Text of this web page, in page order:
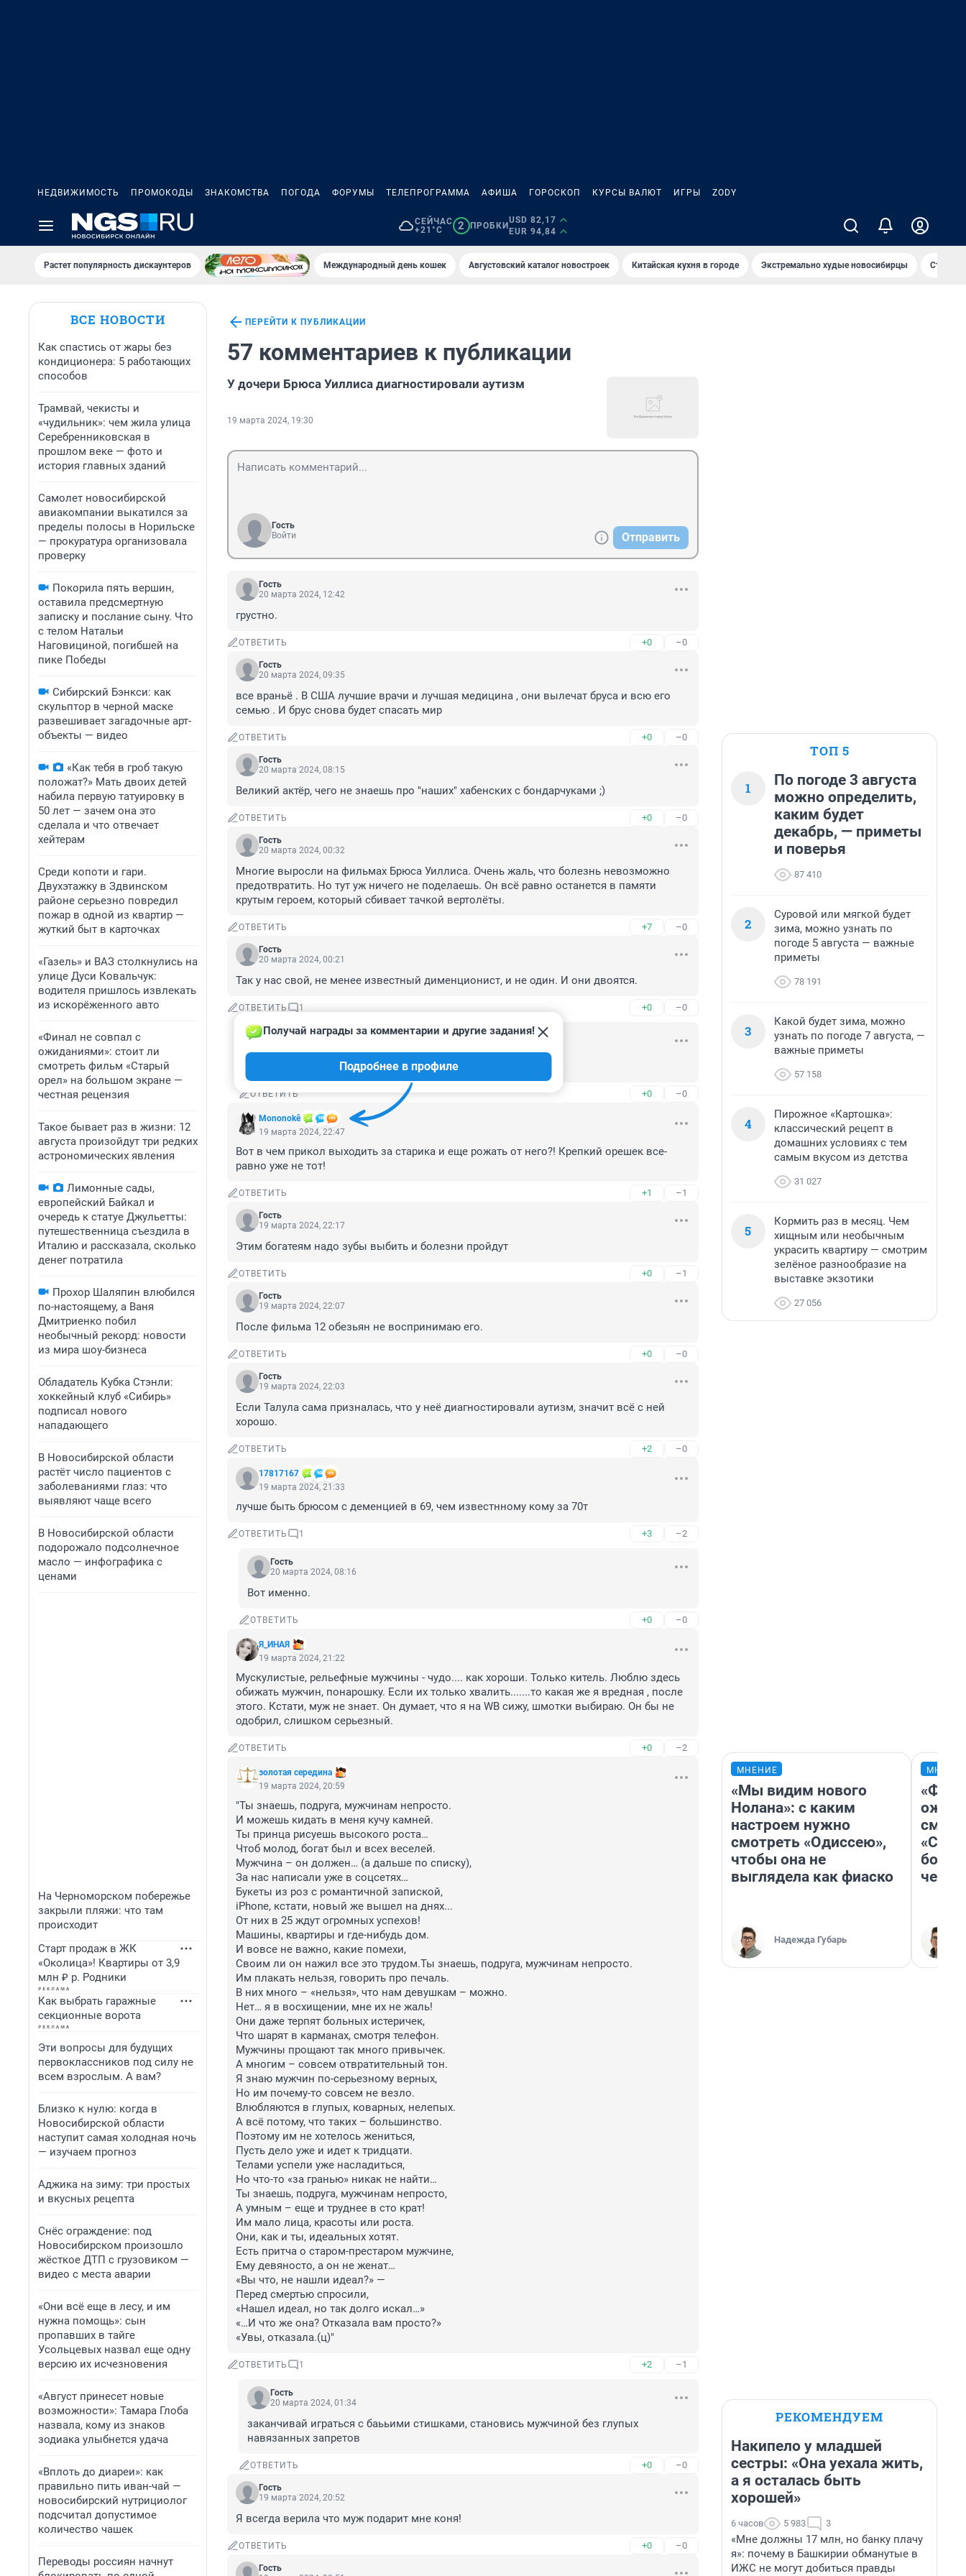
НЕДВИЖИМОСТЬ ПРОМОКОДЫ ЗНАКОМСТВА ПОГОДА ФОРУМЫ ТЕЛЕПРОГРАММА АФИША ГОРОСКОП КУРСЫ ВАЛЮТ ИГРЫ ZODY
СЕЙЧАС
+21°C
2 ПРОБКИ
USD 82,17
EUR 94,84
Растет популярность дискаунтеров Международный день кошек Августовский каталог новостроек Китайская кухня в городе Экстремально худые новосибирцы Старт
ВСЕ НОВОСТИ
Как спастись от жары без
кондиционера: 5 работающих
способов
Трамвай, чекисты и
«чудильник»: чем жила улица
Серебренниковская в
прошлом веке — фото и
история главных зданий
Самолет новосибирской
авиакомпании выкатился за
пределы полосы в Норильске
— прокуратура организовала
проверку
Покорила пять вершин,
оставила предсмертную
записку и послание сыну. Что
с телом Натальи
Наговициной, погибшей на
пике Победы
Сибирский Бэнкси: как
скульптор в черной маске
развешивает загадочные арт-
объекты — видео
«Как тебя в гроб такую
положат?» Мать двоих детей
набила первую татуировку в
50 лет — зачем она это
сделала и что отвечает
хейтерам
Среди копоти и гари.
Двухэтажку в Здвинском
районе серьезно повредил
пожар в одной из квартир —
жуткий быт в карточках
«Газель» и ВАЗ столкнулись на
улице Дуси Ковальчук:
водителя пришлось извлекать
из искорёженного авто
«Финал не совпал с
ожиданиями»: стоит ли
смотреть фильм «Старый
орел» на большом экране —
честная рецензия
Такое бывает раз в жизни: 12
августа произойдут три редких
астрономических явления
Лимонные сады,
европейский Байкал и
очередь к статуе Джульетты:
путешественница съездила в
Италию и рассказала, сколько
денег потратила
Прохор Шаляпин влюбился
по-настоящему, а Ваня
Дмитриенко побил
необычный рекорд: новости
из мира шоу-бизнеса
Обладатель Кубка Стэнли:
хоккейный клуб «Сибирь»
подписал нового
нападающего
В Новосибирской области
растёт число пациентов с
заболеваниями глаз: что
выявляют чаще всего
В Новосибирской области
подорожало подсолнечное
масло — инфографика с
ценами
На Черноморском побережье
закрыли пляжи: что там
происходит
Старт продаж в ЖК
«Околица»! Квартиры от 3,9
млн ₽ р. Родники
Как выбрать гаражные
секционные ворота
Эти вопросы для будущих
первоклассников под силу не
всем взрослым. А вам?
Близко к нулю: когда в
Новосибирской области
наступит самая холодная ночь
— изучаем прогноз
Аджика на зиму: три простых
и вкусных рецепта
Снёс ограждение: под
Новосибирском произошло
жёсткое ДТП с грузовиком —
видео с места аварии
«Они всё еще в лесу, и им
нужна помощь»: сын
пропавших в тайге
Усольцевых назвал еще одну
версию их исчезновения
«Август принесет новые
возможности»: Тамара Глоба
назвала, кому из знаков
зодиака улыбнется удача
«Вплоть до диареи»: как
правильно пить иван-чай —
новосибирский нутрициолог
подсчитал допустимое
количество чашек
Переводы россиян начнут
ПЕРЕЙТИ К ПУБЛИКАЦИИ
57 комментариев к публикации
У дочери Брюса Уиллиса диагностировали аутизм
19 марта 2024, 19:30
Гость
Войти
Отправить
Гость
20 марта 2024, 12:42
грустно.
ОТВЕТИТЬ +0 –0
Гость
20 марта 2024, 09:35
все враньё . В США лучшие врачи и лучшая медицина , они вылечат бруса и всю его
семью . И брус снова будет спасать мир
ОТВЕТИТЬ +0 –0
Гость
20 марта 2024, 08:15
Великий актёр, чего не знаешь про "наших" хабенских с бондарчуками ;)
ОТВЕТИТЬ +0 –0
Гость
20 марта 2024, 00:32
Многие выросли на фильмах Брюса Уиллиса. Очень жаль, что болезнь невозможно
предотвратить. Но тут уж ничего не поделаешь. Он всё равно останется в памяти
крутым героем, который сбивает тачкой вертолёты.
ОТВЕТИТЬ +7 –0
Гость
20 марта 2024, 00:21
Так у нас свой, не менее известный дименционист, и не один. И они двоятся.
ОТВЕТИТЬ 1 +0 –0
Гость
Гость, возраст дает знать.
ОТВЕТИТЬ +0 –0
Mononokê
Получай награды за комментарии и другие задания!
Подробнее в профиле
19 марта 2024, 22:47
Вот в чем прикол выходить за старика и еще рожать от него?! Крепкий орешек все-
равно уже не тот!
ОТВЕТИТЬ +1 –1
Гость
19 марта 2024, 22:17
Этим богатеям надо зубы выбить и болезни пройдут
ОТВЕТИТЬ +0 –1
Гость
19 марта 2024, 22:07
После фильма 12 обезьян не воспринимаю его.
ОТВЕТИТЬ +0 –0
Гость
19 марта 2024, 22:03
Если Талула сама призналась, что у неё диагностировали аутизм, значит всё с ней
хорошо.
ОТВЕТИТЬ +2 –0
17817167
19 марта 2024, 21:33
лучше быть брюсом с деменцией в 69, чем известнному кому за 70т
ОТВЕТИТЬ 1 +3 –2
Гость
20 марта 2024, 08:16
Вот именно.
ОТВЕТИТЬ +0 –0
Я_ИНAЯ
19 марта 2024, 21:22
Мускулистые, рельефные мужчины - чудо.... как хороши. Только китель. Люблю здесь
обижать мужчин, понарошку. Если их только хвалить.......то какая же я вредная , после
этого. Кстати, муж не знает. Он думает, что я на WB сижу, шмотки выбираю. Он бы не
одобрил, слишком серьезный.
ОТВЕТИТЬ +0 –2
золотая середина
19 марта 2024, 20:59
"Ты знаешь, подруга, мужчинам непросто.
И можешь кидать в меня кучу камней.
Ты принца рисуешь высокого роста…
Чтоб молод, богат был и всех веселей.
Мужчина – он должен… (а дальше по списку),
За нас написали уже в соцсетях…
Букеты из роз с романтичной запиской,
iPhone, кстати, новый же вышел на днях...
От них в 25 ждут огромных успехов!
Машины, квартиры и где-нибудь дом.
И вовсе не важно, какие помехи,
Своим ли он нажил все это трудом.Ты знаешь, подруга, мужчинам непросто.
Им плакать нельзя, говорить про печаль.
В них много – «нельзя», что нам девушкам – можно.
Нет… я в восхищении, мне их не жаль!
Они даже терпят больных истеричек,
Что шарят в карманах, смотря телефон.
Мужчины прощают так много привычек.
А многим – совсем отвратительный тон.
Я знаю мужчин по-серьезному верных,
Но им почему-то совсем не везло.
Влюбляются в глупых, коварных, нелепых.
А всё потому, что таких – большинство.
Поэтому им не хотелось жениться,
Пусть дело уже и идет к тридцати.
Телами успели уже насладиться,
Но что-то «за гранью» никак не найти…
Ты знаешь, подруга, мужчинам непросто,
А умным – еще и труднее в сто крат!
Им мало лица, красоты или роста.
Они, как и ты, идеальных хотят.
Есть притча о старом-престаром мужчине,
Ему девяносто, а он не женат…
«Вы что, не нашли идеал?» —
Перед смертью спросили,
«Нашел идеал, но так долго искал…»
«…И что же она? Отказала вам просто?»
«Увы, отказала.(ц)"
ОТВЕТИТЬ 1 +2 –1
Гость
20 марта 2024, 01:34
заканчивай играться с баььими стишками, становись мужчиной без глупых
навязанных запретов
ОТВЕТИТЬ +0 –0
Гость
19 марта 2024, 20:52
Я всегда верила что муж подарит мне коня!
ОТВЕТИТЬ +0 –0
Гость
ТОП 5
1
По погоде 3 августа
можно определить,
каким будет
декабрь, — приметы
и поверья
87 410
2
Суровой или мягкой будет
зима, можно узнать по
погоде 5 августа — важные
приметы
78 191
3
Какой будет зима, можно
узнать по погоде 7 августа, —
важные приметы
57 158
4
Пирожное «Картошка»:
классический рецепт в
домашних условиях с тем
самым вкусом из детства
31 027
5
Кормить раз в месяц. Чем
хищным или необычным
украсить квартиру — смотрим
зелёное разнообразие на
выставке экзотики
27 056
МНЕНИЕ
«Мы видим нового
Нолана»: с каким
настроем нужно
смотреть «Одиссею»,
чтобы она не
выглядела как фиаско
Надежда Губарь
РЕКОМЕНДУЕМ
Накипело у младшей
сестры: «Она уехала жить,
а я осталась быть
хорошей»
6 часов 5 983 3
«Мне должны 17 млн, но банку плачу
я»: почему в Башкирии обманутые в
ИЖС не могут добиться правды